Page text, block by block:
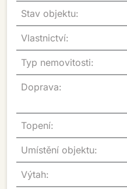
Stav objektu:
Vlastnictví:
Typ nemovitosti:
Doprava:
Topení:
Umístění objektu:
Výtah: